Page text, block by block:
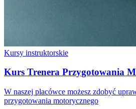
Kursy instruktorskie
Kurs Trenera Przygotowania
W naszej placówce możesz zdobyć
przygotowania motorycznego